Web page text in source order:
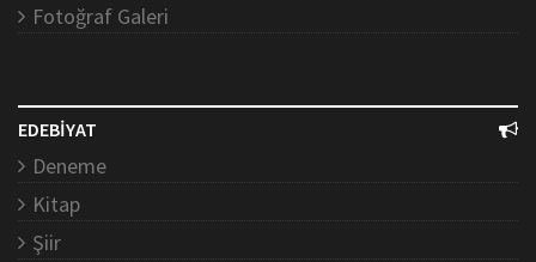
Fotoğraf Galeri
EDEBİYAT
Deneme
Kitap
Şiir